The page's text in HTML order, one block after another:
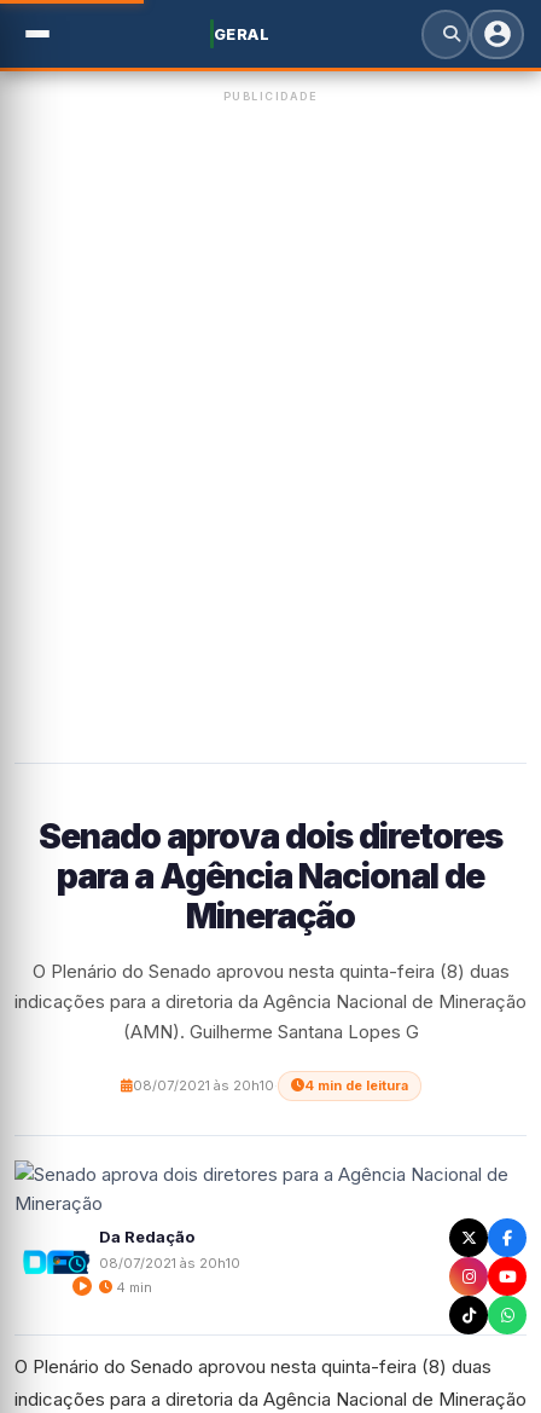
GERAL
PUBLICIDADE
Senado aprova dois diretores
para a Agência Nacional de
Mineração
O Plenário do Senado aprovou nesta quinta-feira (8) duas
indicações para a diretoria da Agência Nacional de Mineração
(AMN). Guilherme Santana Lopes G
08/07/2021 às 20h10 4 min de leitura
Da Redação
08/07/2021 às 20h10
4 min
O Plenário do Senado aprovou nesta quinta-feira (8) duas
indicações para a diretoria da Agência Nacional de Mineração